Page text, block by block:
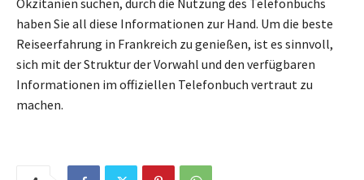
Okzitanien suchen, durch die Nutzung des Telefonbuchs
haben Sie all diese Informationen zur Hand. Um die beste
Reiseerfahrung in Frankreich zu genießen, ist es sinnvoll,
sich mit der Struktur der Vorwahl und den verfügbaren
Informationen im offiziellen Telefonbuch vertraut zu
machen.